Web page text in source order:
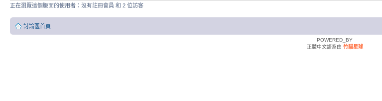
正在瀏覽這個版面的使用者：沒有註冊會員 和 2 位訪客
討論區首頁
POWERED_BY
正體中文語系由 竹貓星球